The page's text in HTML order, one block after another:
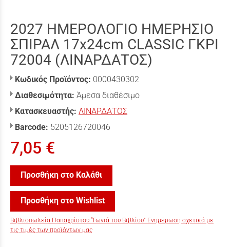
2027 ΗΜΕΡΟΛΟΓΙΟ ΗΜΕΡΗΣΙΟ
ΣΠΙΡΑΛ 17x24cm CLASSIC ΓΚΡΙ
72004 (ΛΙΝΑΡΔΑΤΟΣ)
Κωδικός Προϊόντος: 0000430302
Διαθεσιμότητα: Άμεσα διαθέσιμο
Κατασκευαστής: ΛΙΝΑΡΔΑΤΟΣ
Barcode: 5205126720046
7,05 €
Προσθήκη στο Καλάθι
Προσθήκη στο Wishlist
Βιβλιοπωλεία Παπαχρίστου “Γωνιά του Βιβλίου” Ενημέρωση σχετικά με
τις τιμές των προϊόντων μας